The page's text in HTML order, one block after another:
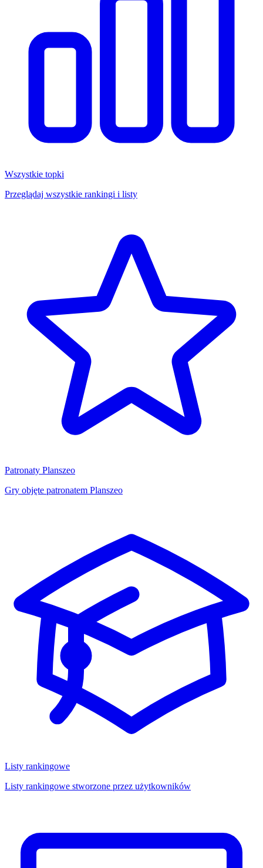
Wszystkie topki
Przeglądaj wszystkie rankingi i listy
Patronaty Planszeo
Gry objęte patronatem Planszeo
Listy rankingowe
Listy rankingowe stworzone przez użytkowników